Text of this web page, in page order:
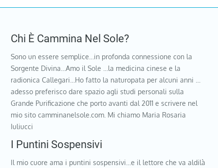
Chi È Cammina Nel Sole?
Sono un essere semplice…in profonda connessione con la
Sorgente Divina…Amo il Sole …la medicina cinese e la
radionica Callegari…Ho fatto la naturopata per alcuni anni …
adesso preferisco dare spazio agli studi personali sulla
Grande Purificazione che porto avanti dal 2011 e scrivere nel
mio sito camminanelsole.com. Mi chiamo Maria Rosaria
Iuliucci
I Puntini Sospensivi
Il mio cuore ama i puntini sospensivi…e il lettore che va aldilà